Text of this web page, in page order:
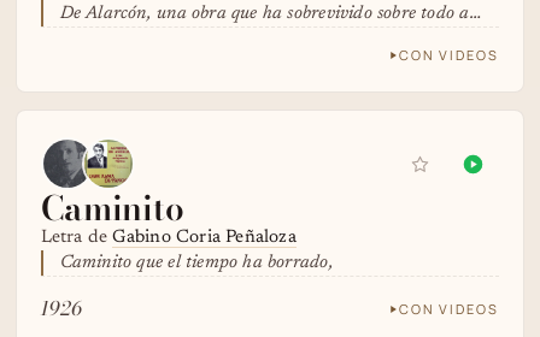
De Alarcón, una obra que ha sobrevivido sobre todo a…
CON VIDEOS
Caminito
Letra deGabino Coria Peñaloza
Caminito que el tiempo ha borrado,
1926 CON VIDEOS